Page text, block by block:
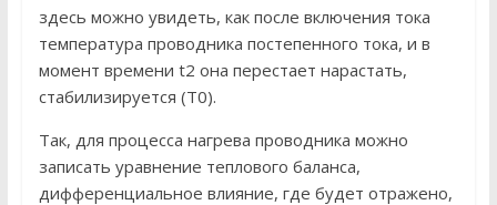
здесь можно увидеть, как после включения тока
температура проводника постепенного тока, и в
момент времени t2 она перестает нарастать,
стабилизируется (T0).
Так, для процесса нагрева проводника можно
записать уравнение теплового баланса,
дифференциальное влияние, где будет отражено,